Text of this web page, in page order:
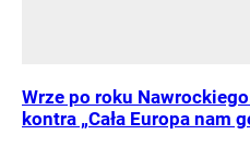
Wrze po roku
kontra „Cała Europa nam